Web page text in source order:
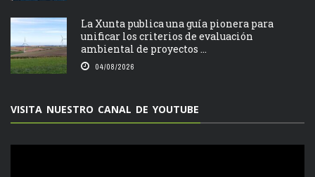
La Xunta publica una guía pionera para
unificar los criterios de evaluación
ambiental de proyectos ...
04/08/2026
VISITA NUESTRO CANAL DE YOUTUBE